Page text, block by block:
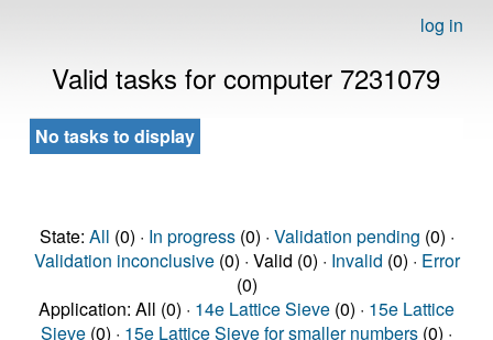
log in
Valid tasks for computer 7231079
No tasks to display
State: All (0) · In progress(0) · Validation pending (0) ·
Validation inconclusive(0) · Valid (0) · Invalid (0) · Error
(0)
Application: All (0) · 14e Lattice Sieve (0) · 15e Lattice
Sieve (0) · 15e Lattice Sieve for smaller numbers (0) ·